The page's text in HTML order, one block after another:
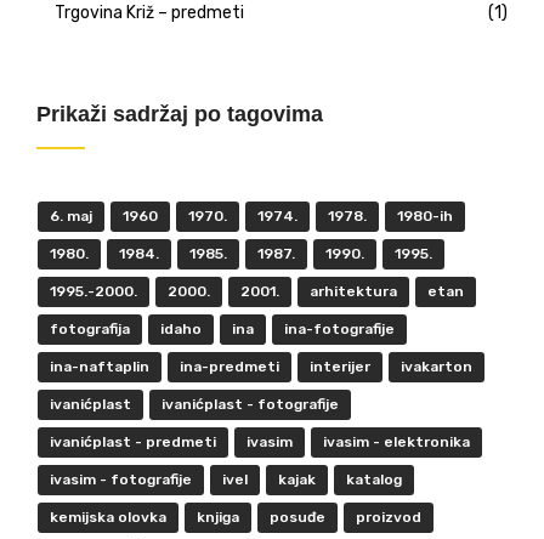
Trgovina Križ – predmeti (1)
Prikaži sadržaj po tagovima
6. maj 1960 1970. 1974. 1978. 1980-ih
1980. 1984. 1985. 1987. 1990. 1995.
1995.-2000. 2000. 2001. arhitektura etan
fotografija idaho ina ina-fotografije
ina-naftaplin ina-predmeti interijer ivakarton
ivanićplast ivanićplast - fotografije
ivanićplast - predmeti ivasim ivasim - elektronika
ivasim - fotografije ivel kajak katalog
kemijska olovka knjiga posuđe proizvod